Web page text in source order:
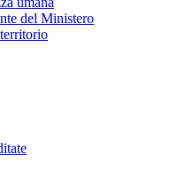
del Ministero